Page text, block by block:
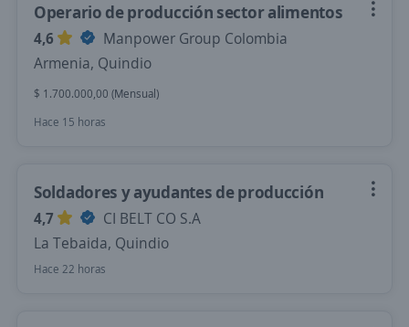
Operario de producción sector alimentos
4,6
Manpower Group Colombia
Armenia, Quindio
$ 1.700.000,00 (Mensual)
Hace 15 horas
Soldadores y ayudantes de producción
4,7
CI BELT CO S.A
La Tebaida, Quindio
Hace 22 horas